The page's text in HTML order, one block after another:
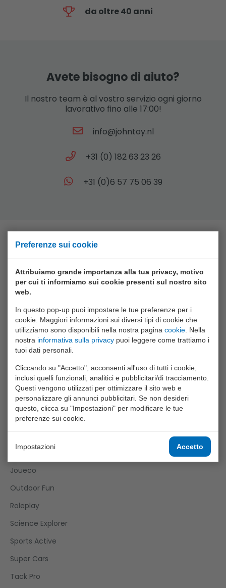
Preferenze sui cookie
Attribuiamo grande importanza alla tua privacy, motivo
per cui ti informiamo sui cookie presenti sul nostro sito
web.
In questo pop-up puoi impostare le tue preferenze per i
cookie. Maggiori informazioni sui diversi tipi di cookie che
utilizziamo sono disponibili nella nostra pagina cookie . Nella
nostra informativa sulla privacy puoi leggere come trattiamo i
tuoi dati personali.
Cliccando su "Accetto", acconsenti all'uso di tutti i cookie,
inclusi quelli funzionali, analitici e pubblicitari/di tracciamento.
Questi vengono utilizzati per ottimizzare il sito web e
personalizzare gli annunci pubblicitari. Se non desideri
questo, clicca su "Impostazioni" per modificare le tue
preferenze sui cookie.
Impostazioni Accetto
da oltre 40 anni
Avete bisogno di aiuto?
Il nostro team è al vostro servizio ogni giorno
lavorativo fino alle 17:00!
info@johntoy.nl
+31 (0) 182 63 23 26
+31 (0)6 57 75 06 39
Animal World
Aqua Fun
Baby Rose
Bikefun
Boys
Crea Kids
Funtoy
Games
Girls
Happy World
Home And Kitchen
Joueco
Outdoor Fun
Roleplay
Science Explorer
Sports Active
Super Cars
Tack Pro